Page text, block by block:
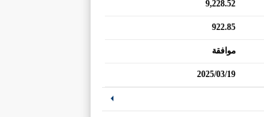
9,228.52
922.85
موافقة
2025/03/19